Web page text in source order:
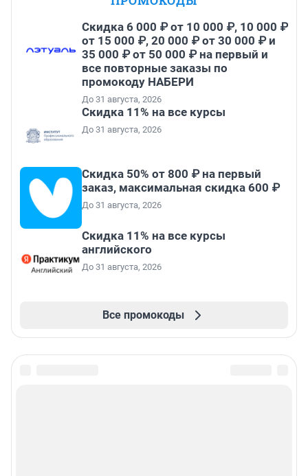
Скидка 6 000 ₽ от 10 000 ₽, 10 000 ₽
от 15 000 ₽, 20 000 ₽ от 30 000 ₽ и
35 000 ₽ от 50 000 ₽ на первый и
все повторные заказы по
промокоду НАБЕРИ
До 31 августа, 2026
Скидка 11% на все курсы
До 31 августа, 2026
Скидка 50% от 800 ₽ на первый
заказ, максимальная скидка 600 ₽
До 31 августа, 2026
Скидка 11% на все курсы
английского
До 31 августа, 2026
Все промокоды